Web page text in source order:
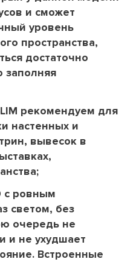
и сможет
уровень
пространства,
достаточно
заполняя
рекомендуем для
настенных и
вывесок в
с ровным
светом, без
очередь не
и не ухудшает
Встроенные